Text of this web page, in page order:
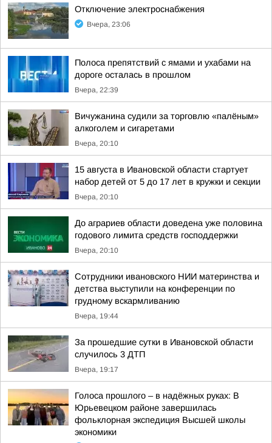
Отключение электроснабжения
Вчера, 23:06
Полоса препятствий с ямами и ухабами на
дороге осталась в прошлом
Вчера, 22:39
Вичужанина судили за торговлю «палёным»
алкоголем и сигаретами
Вчера, 20:10
15 августа в Ивановской области стартует
набор детей от 5 до 17 лет в кружки и секции
Вчера, 20:10
До аграриев области доведена уже половина
годового лимита средств господдержки
Вчера, 20:10
Сотрудники ивановского НИИ материнства и
детства выступили на конференции по
грудному вскармливанию
Вчера, 19:44
За прошедшие сутки в Ивановской области
случилось 3 ДТП
Вчера, 19:17
Голоса прошлого – в надёжных руках: В
Юрьевецком районе завершилась
фольклорная экспедиция Высшей школы
экономики